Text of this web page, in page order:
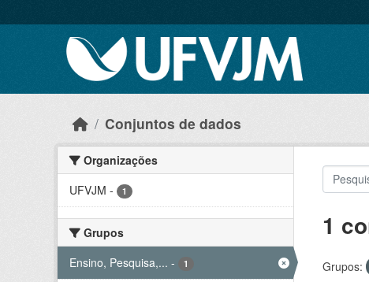
Conjuntos de dados
Organizações
UFVJM - 1
Grupos
Ensino, Pesquisa,... - 1
1
Grupos: